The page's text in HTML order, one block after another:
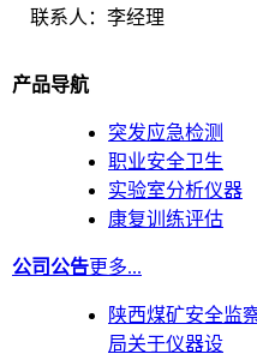
联系人：李经理
产品导航
突发应急检测
职业安全卫生
实验室分析仪器
康复训练评估
公司公告更多...
陕西煤矿安全监
局关于仪器设